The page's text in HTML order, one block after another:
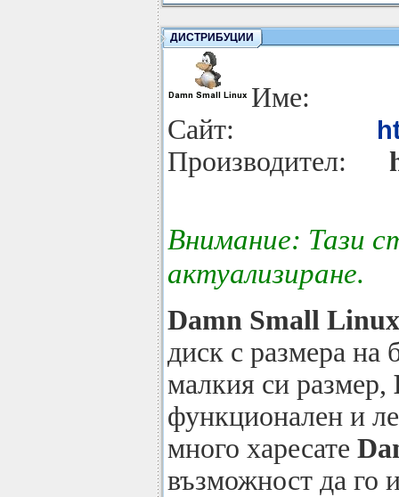
ДИСТРИБУЦИИ
Сайт:
Производител:
Внимание: Тази
актуализиране.
Damn Small Linux
диск с размера на
малкия си размер,
функционален и
много харесате
възможност да го